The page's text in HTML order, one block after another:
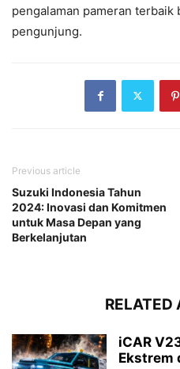
pengalaman pameran
pengunjung.
Previous article
Suzuki Indonesia Tahun
2024: Inovasi dan Komitmen
untuk Masa Depan yang
Berkelanjutan
RELATED
iCAR
Ekstrem